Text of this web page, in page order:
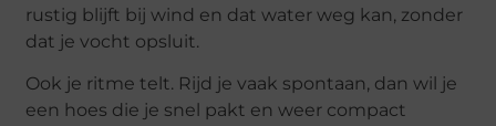
rustig blijft bij wind en dat water weg kan, zonder
dat je vocht opsluit.
Ook je ritme telt. Rijd je vaak spontaan, dan wil je
een hoes die je snel pakt en weer compact